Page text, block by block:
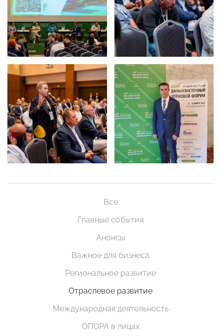
Все
Главные события
Анонсы
Важное для бизнеса
Региональное развитие
Отраслевое развитие
Международная деятельность
ОПОРА в лицах